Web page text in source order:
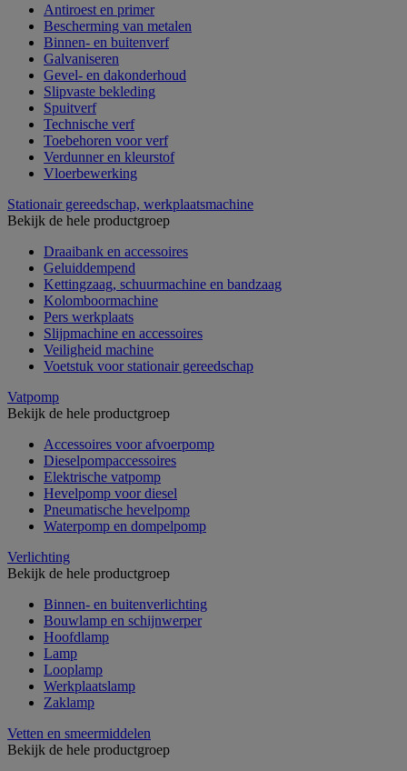
Antiroest en primer
Bescherming van metalen
Binnen- en buitenverf
Galvaniseren
Gevel- en dakonderhoud
Slipvaste bekleding
Spuitverf
Technische verf
Toebehoren voor verf
Verdunner en kleurstof
Vloerbewerking
Stationair gereedschap, werkplaatsmachine
Bekijk de hele productgroep
Draaibank en accessoires
Geluiddempend
Kettingzaag, schuurmachine en bandzaag
Kolomboormachine
Pers werkplaats
Slijpmachine en accessoires
Veiligheid machine
Voetstuk voor stationair gereedschap
Vatpomp
Bekijk de hele productgroep
Accessoires voor afvoerpomp
Dieselpompaccessoires
Elektrische vatpomp
Hevelpomp voor diesel
Pneumatische hevelpomp
Waterpomp en dompelpomp
Verlichting
Bekijk de hele productgroep
Binnen- en buitenverlichting
Bouwlamp en schijnwerper
Hoofdlamp
Lamp
Looplamp
Werkplaatslamp
Zaklamp
Vetten en smeermiddelen
Bekijk de hele productgroep